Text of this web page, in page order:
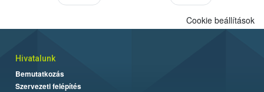
Cookie beállítások
Hivatalunk
Bemutatkozás
Szervezeti felépítés